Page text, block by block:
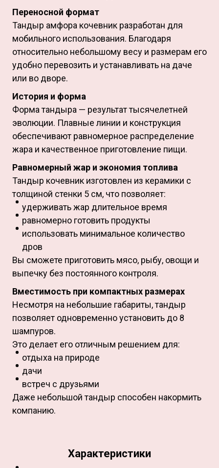
Переносной формат
Тандыр амфора кочевник разработан для
мобильного использования. Благодаря
относительно небольшому весу и размерам его
удобно перевозить и устанавливать на даче
или во дворе.
История и форма
Форма тандыра — результат тысячелетней
эволюции. Плавные линии и конструкция
обеспечивают равномерное распределение
жара и качественное приготовление пищи.
Равномерный жар и экономия топлива
Тандыр кочевник изготовлен из керамики с
толщиной стенки 5 см, что позволяет:
удерживать жар длительное время
равномерно готовить продукты
использовать минимальное количество
дров
Вы сможете приготовить мясо, рыбу, овощи и
выпечку без постоянного контроля.
Вместимость при компактных размерах
Несмотря на небольшие габариты, тандыр
позволяет одновременно установить до 8
шампуров.
Это делает его отличным решением для:
отдыха на природе
дачи
встреч с друзьями
Даже небольшой тандыр способен накормить
компанию.
Характеристики